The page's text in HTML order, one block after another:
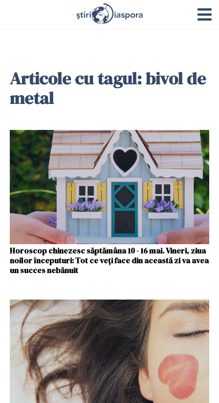
Articole cu tagul: bivol de
metal
Horoscop chinezesc săptămâna 10 - 16 mai. Vineri, ziua
noilor începuturi: Tot ce veți face din această zi va avea
un succes nebănuit